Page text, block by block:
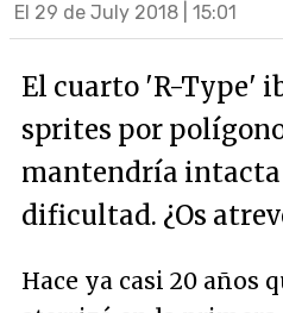
El 29 de July 2018 | 15:01
El cuarto 'R-Type'
sprites por
mantendría intacta
dificultad. ¿Os
Hace ya casi 20 años